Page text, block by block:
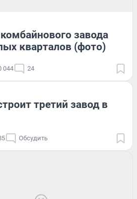
завода
кварталов (фото)
044 24
третий завод в
Обсудить